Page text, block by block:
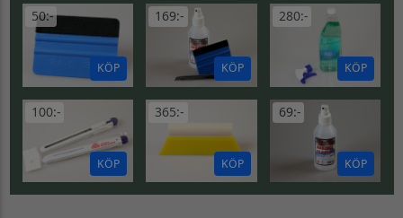
50:-
KÖP
169:-
KÖP
280:-
KÖP
100:-
KÖP
365:-
KÖP
69:-
KÖP